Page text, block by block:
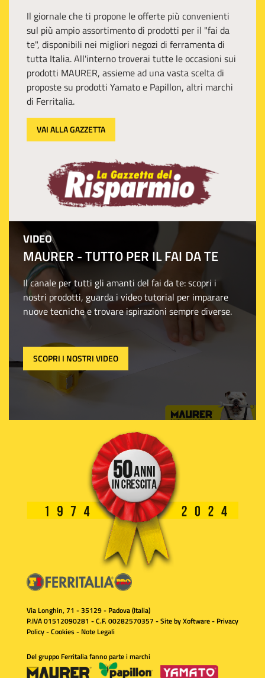
Il giornale che ti propone le offerte più convenienti
sul più ampio assortimento di prodotti per il "fai da
te", disponibili nei migliori negozi di ferramenta di
tutta Italia. All'interno troverai tutte le occasioni sui
prodotti MAURER, assieme ad una vasta scelta di
proposte su prodotti Yamato e Papillon, altri marchi
di Ferritalia.
VAI ALLA GAZZETTA
VIDEO
MAURER - TUTTO PER IL FAI DA TE
Il canale per tutti gli amanti del fai da te: scopri i
nostri prodotti, guarda i video tutorial per imparare
nuove tecniche e trovare ispirazioni sempre diverse.
SCOPRI I NOSTRI VIDEO
Via Longhin, 71 - 35129 - Padova (Italia)
P.IVA 01512090281 - C.F. 00282570357 - Site byXoftware- Privacy
Policy-Cookies- Note Legali
Del gruppo Ferritalia fanno parte i marchi